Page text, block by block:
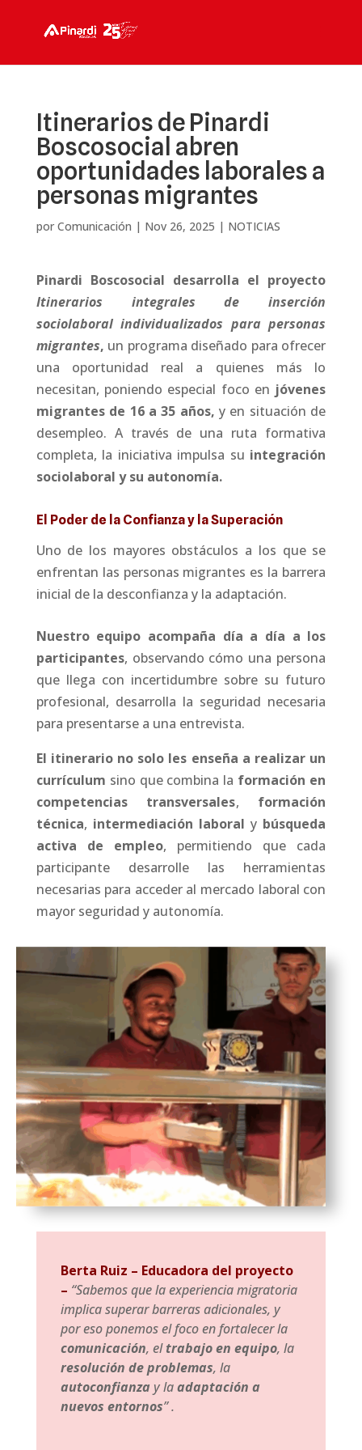
Itinerarios de Pinardi
Boscosocial abren
oportunidades laborales a
personas migrantes
por Comunicación | Nov 26, 2025 | NOTICIAS
Pinardi Boscosocial desarrolla el proyecto
Itinerarios integrales de inserción
sociolaboral individualizados para personas
migrantes, un programa diseñado para ofrecer
una oportunidad real a quienes más lo
necesitan, poniendo especial foco en jóvenes
migrantes de 16 a 35 años, y en situación de
desempleo. A través de una ruta formativa
completa, la iniciativa impulsa su integración
sociolaboral y su autonomía.
El Poder de la Confianza y la Superación
Uno de los mayores obstáculos a los que se
enfrentan las personas migrantes es la barrera
inicial de la desconfianza y la adaptación.
Nuestro equipo acompaña día a día a los
participantes, observando cómo una persona
que llega con incertidumbre sobre su futuro
profesional, desarrolla la seguridad necesaria
para presentarse a una entrevista.
El itinerario no solo les enseña a realizar un
currículum sino que combina la formación en
competencias transversales, formación
técnica, intermediación laboral y búsqueda
activa de empleo, permitiendo que cada
participante desarrolle las herramientas
necesarias para acceder al mercado laboral con
mayor seguridad y autonomía.
Berta Ruiz – Educadora del proyecto
– “Sabemos que la experiencia migratoria
implica superar barreras adicionales, y
por eso ponemos el foco en fortalecer la
comunicación, eltrabajo en equipo, la
resolución de problemas, la
autoconfianza y laadaptación a
nuevos entornos” .